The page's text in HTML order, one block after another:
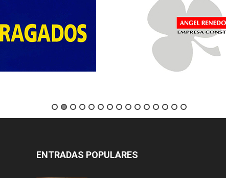
ENTRADAS POPULARES